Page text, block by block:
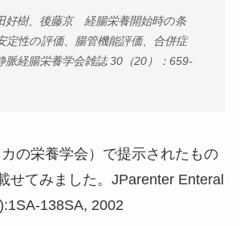
好樹、後藤京 経腸栄養開始時の条
定性の評価、腸管機能評価、合併症
経腸栄養学会雑誌 30（20）：659-
の栄養学会）で提示されたもの
せてみました。JParenter Enteral
138SA, 2002